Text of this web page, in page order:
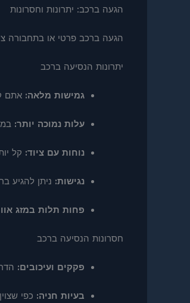
הגעה ברכב: יתרונות וחסרונות
הגעה ברכב פרטי או בתחבורה
יתרונות הנסיעה ברכב
גמישות מלאה: אתם
עלות נמוכה יותר:
נוחות עם ציוד: קל
נגישות: ניתן להגיע
פחות תלות במזג
חסרונות הנסיעה ברכב
פקקים ועיכובים:
בעיות חניה: כפי